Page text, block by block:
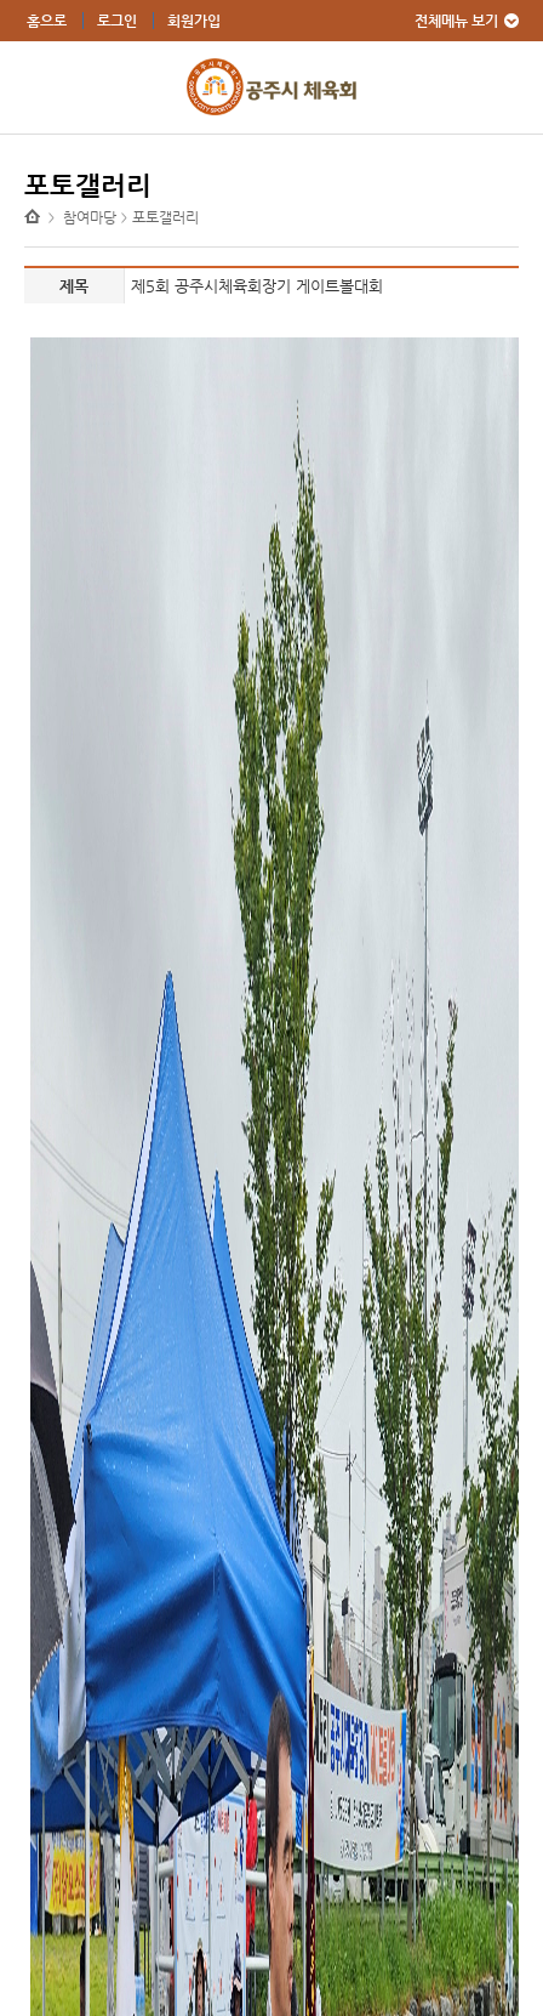
홈으로 로그인 회원가입 전체메뉴 보기
포토갤러리
> 참여마당 > 포토갤러리
제목 제5회 공주시체육회장기 게이트볼대회